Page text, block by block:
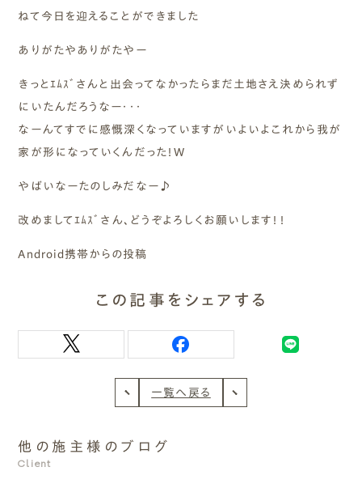
ねて今日を迎えることができました
ありがたやありがたやー
きっとｴﾑｽﾞさんと出会ってなかったらまだ土地さえ決められず
にいたんだろうなー・・・
なーんてすでに感慨深くなっていますがいよいよこれから我が
家が形になっていくんだった！W
やばいなーたのしみだなー♪
改めましてｴﾑｽﾞさん、どうぞよろしくお願いします！！
Android携帯からの投稿
この記事をシェアする
一覧へ戻る
他の施主様のブログ
Client